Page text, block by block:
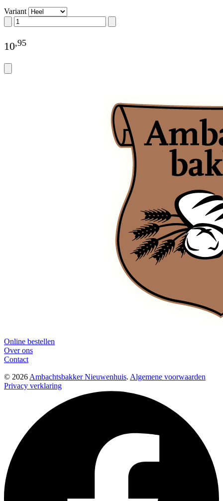
Variant
10,95
Online bestellen
Over ons
Contact
© 2026Ambachtsbakker Nieuwenhuis. Algemene voorwaarden
Privacy verklaring